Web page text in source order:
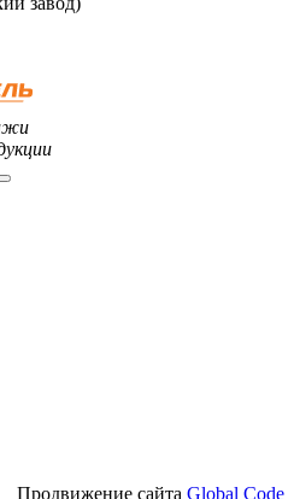
Продвижение сайта Global Code